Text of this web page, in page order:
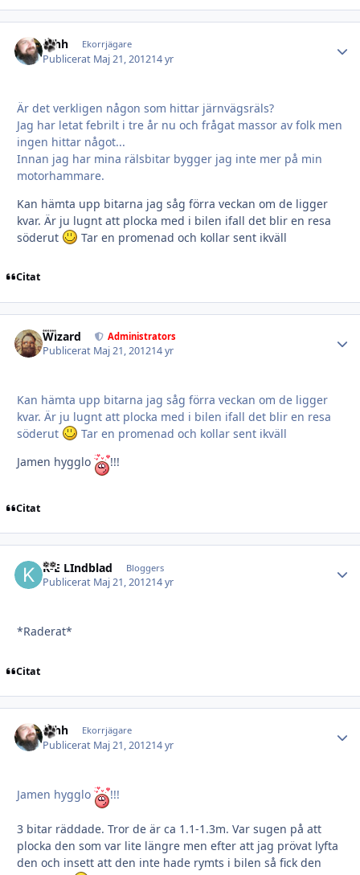
mhh Ekorrjägare
Publicerat Maj 21, 201214 yr
Är det verkligen någon som hittar järnvägsräls?
Jag har letat febrilt i tre år nu och frågat massor av folk men
ingen hittar något...
Innan jag har mina rälsbitar bygger jag inte mer på min
motorhammare.
Kan hämta upp bitarna jag såg förra veckan om de ligger
kvar. Är ju lugnt att plocka med i bilen ifall det blir en resa
söderut
Tar en promenad och kollar sent ikväll
Citat
Wizard Administrators
Publicerat Maj 21, 201214 yr
Kan hämta upp bitarna jag såg förra veckan om de ligger
kvar. Är ju lugnt att plocka med i bilen ifall det blir en resa
söderut
Tar en promenad och kollar sent ikväll
Jamen hygglo
!!!
Citat
K-E LIndblad Bloggers
Publicerat Maj 21, 201214 yr
*Raderat*
Citat
mhh Ekorrjägare
Publicerat Maj 21, 201214 yr
Jamen hygglo !!!
3 bitar räddade. Tror de är ca 1.1-1.3m. Var sugen på att
plocka den som var lite längre men efter att jag prövat lyfta
den och insett att den inte hade rymts i bilen så fick den